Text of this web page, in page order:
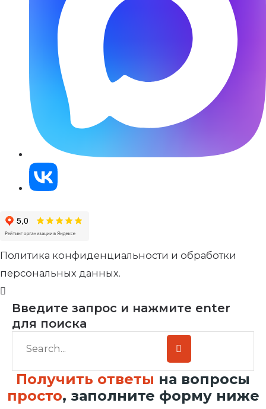
Политика конфиденциальности и обработки
персональных данных.
Введите запрос и нажмите enter
для поиска
Получить ответы на вопросы
просто, заполните форму ниже